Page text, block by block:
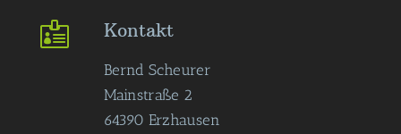
 Kontakt
Bernd Scheurer
Mainstraße 2
64390 Erzhausen